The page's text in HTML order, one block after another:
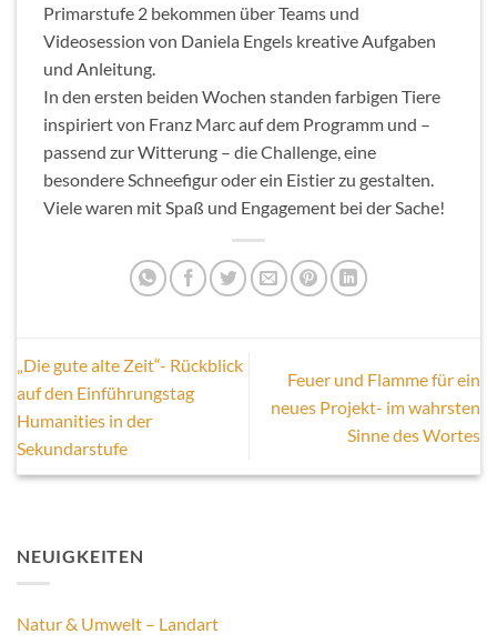
Primarstufe 2 bekommen über Teams und
Videosession von Daniela Engels kreative Aufgaben
und Anleitung.
In den ersten beiden Wochen standen farbigen Tiere
inspiriert von Franz Marc auf dem Programm und –
passend zur Witterung – die Challenge, eine
besondere Schneefigur oder ein Eistier zu gestalten.
Viele waren mit Spaß und Engagement bei der Sache!
„Die gute alte Zeit“- Rückblick
auf den Einführungstag
Humanities in der
Sekundarstufe
Feuer und Flamme für ein
neues Projekt- im wahrsten
Sinne des Wortes
NEUIGKEITEN
Natur & Umwelt – Landart